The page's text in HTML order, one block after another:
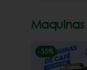
Maquinas
-35%